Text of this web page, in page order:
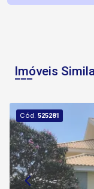
Imóveis
Cód.525281